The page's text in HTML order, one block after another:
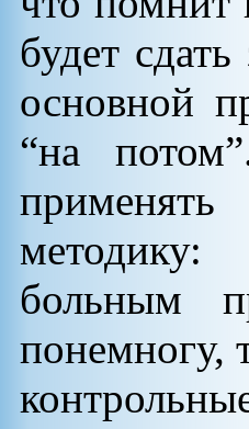
будет
основной
“на
применять
больным
понемногу,